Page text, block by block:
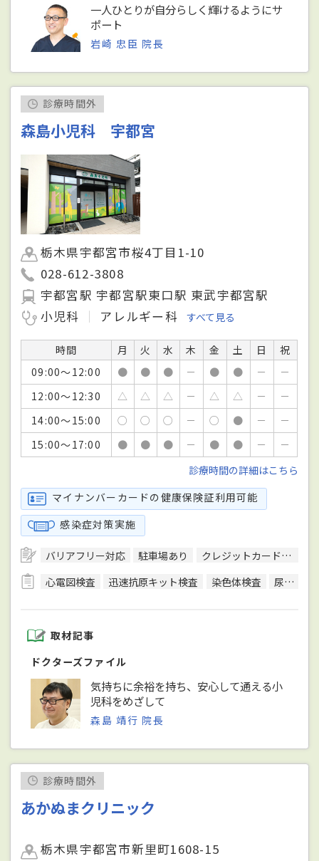
一人ひとりが自分らしく輝けるようにサ
ポート
岩崎 忠臣 院長
診療時間外
森島小児科 宇都宮
栃木県宇都宮市桜4丁目1-10
028-612-3808
宇都宮駅 宇都宮駅東口駅 東武宇都宮駅
小児科
アレルギー科 すべて見る
時間 月 火 水 木 金 土 日
祝
09:00～12:00
● ● ● － ● ● －
－
12:00～12:30
△ △ △ － △ △ －
－
14:00～15:00
○ ○ ○ － ○ ● －
－
15:00～17:00
● ● ● － ● ● －
－
診療時間の詳細はこちら
マイナンバーカードの健康保険証利用可能
感染症対策実施
バリアフリー対応 駐車場あり クレジットカード対応
心電図検査
迅速抗原キット検査 染色体検査 尿検査
取材記事
ドクターズファイル
気持ちに余裕を持ち、安心して通える小
児科をめざして
森島 靖行 院長
診療時間外
あかぬまクリニック
栃木県宇都宮市新里町1608-15